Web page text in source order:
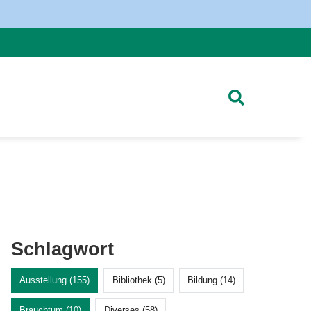
Schlagwort
Ausstellung (155) Bibliothek (5) Bildung (14)